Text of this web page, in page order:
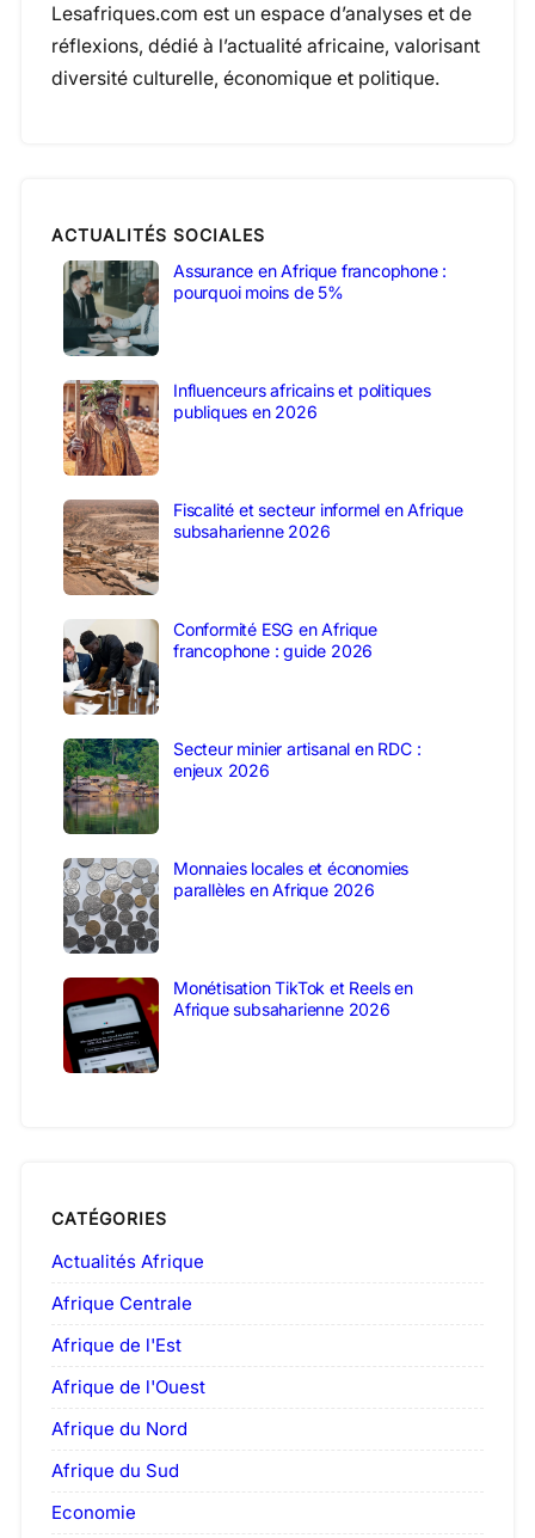
Lesafriques.com est un espace d’analyses et de
réflexions, dédié à l’actualité africaine, valorisant
diversité culturelle, économique et politique.
ACTUALITÉS SOCIALES
Assurance en Afrique francophone :
pourquoi moins de 5%
Influenceurs africains et politiques
publiques en 2026
Fiscalité et secteur informel en Afrique
subsaharienne 2026
Conformité ESG en Afrique
francophone : guide 2026
Secteur minier artisanal en RDC :
enjeux 2026
Monnaies locales et économies
parallèles en Afrique 2026
Monétisation TikTok et Reels en
Afrique subsaharienne 2026
CATÉGORIES
Actualités Afrique
Afrique Centrale
Afrique de l'Est
Afrique de l'Ouest
Afrique du Nord
Afrique du Sud
Economie